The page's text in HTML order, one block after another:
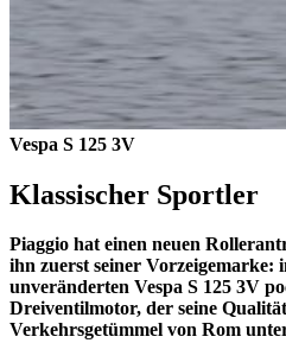
Vespa S 125 3V
Klassischer Sportler
Piaggio hat einen neuen
ihn zuerst seiner Vorzeigemarke:
unveränderten Vespa S 125 3V
Dreiventilmotor, der seine
Verkehrsgetümmel von Rom